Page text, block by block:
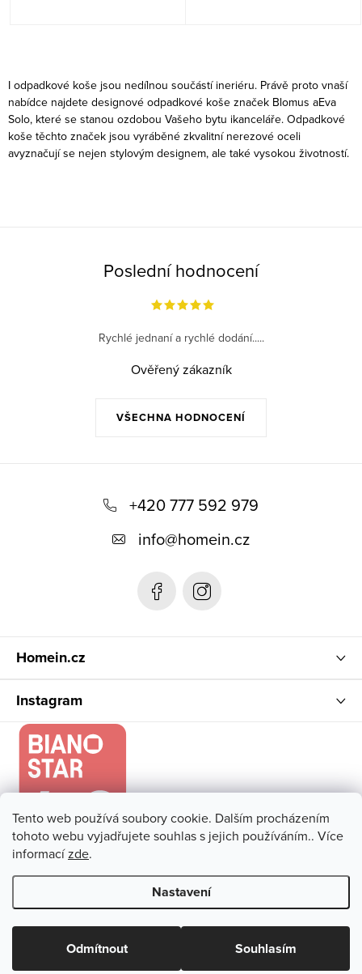
Tento web používá soubory cookie. Dalším procházením
tohoto webu vyjadřujete souhlas s jejich používáním.. Více
informacízde.
Nastavení
Odmítnout Souhlasím
v
l
á
d
a
I odpadkové koše jsou nedílnou součástí ineriéru. Právě proto vnaší
nabídce najdete designové odpadkové koše značek Blomus aEva
Solo, které se stanou ozdobou Vašeho bytu ikanceláře. Odpadkové
koše těchto značek jsou vyráběné zkvalitní nerezové oceli
avyznačují se nejen stylovým designem, ale také vysokou životností.
Poslední hodnocení
VŠECHNA HODNOCENÍ
Rychlé jednaní a rychlé dodání.....
Ověřený zákazník
+420 777 592 979
info@homein.cz
Homein.cz
Instagram
Copyright 2026Homein.cz. Všechna práva vyhrazena.Upravit
nastavení cookies